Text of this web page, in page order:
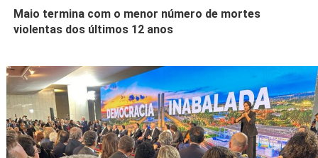
Maio termina com o menor número de mortes
violentas dos últimos 12 anos